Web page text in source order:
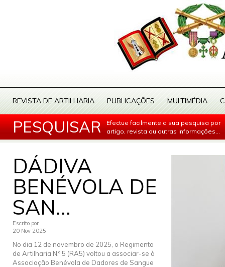
REVISTA DE ARTILHARIA PUBLICAÇÕES MULTIMÉDIA
PESQUISAR
Efectue facilmente a sua pesquisa por
artigo, revista ou outras informações...
DÁDIVA
BENÉVOLA DE
SAN...
Escrito por
20 Nov 2025
No dia 12 de novembro de 2025, o Regimento
de Artilharia N.º 5 (RA5) voltou a associar-se à
Associação Benévola de Dadores de Sangue